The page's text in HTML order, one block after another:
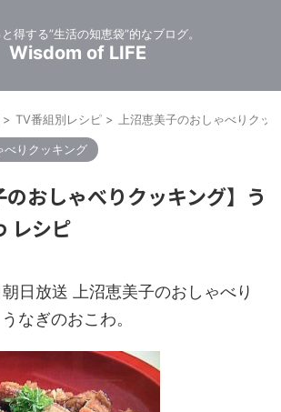
得する”生活の知恵袋”的なブログ。
Wisdom of LIFE
> TV番組別レシピ > 上沼恵美子のおしゃべりクッ
べりクッキング
のおしゃべりクッキング】う
レシピ
日放送 上沼恵美子のおしゃべり
なぎのおこわ。